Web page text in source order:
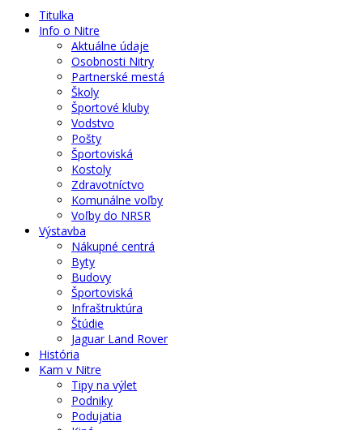
Titulka
Info o Nitre
Aktuálne údaje
Osobnosti Nitry
Partnerské mestá
Školy
Športové kluby
Vodstvo
Pošty
Športoviská
Kostoly
Zdravotníctvo
Komunálne voľby
Voľby do NRSR
Výstavba
Nákupné centrá
Byty
Budovy
Športoviská
Infraštruktúra
Štúdie
Jaguar Land Rover
História
Kam v Nitre
Tipy na výlet
Podniky
Podujatia